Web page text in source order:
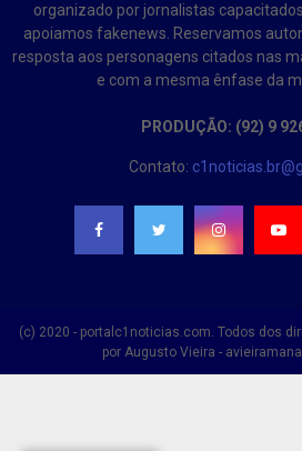
organizado por jornalistas
apoiamos fakenews. Reservamos
resposta aos personagens citados nas
e com a mesma ênfase da
PRODUÇÃO: (92) 9
Contato:
(c) 2020 - portalc1noticias.com. Todos dos
por Augusto Vieira -